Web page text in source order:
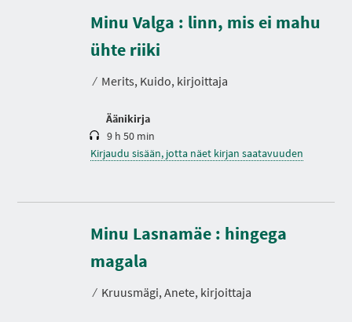
Minu Valga : linn, mis ei mahu
ühte riiki
⁄ Merits, Kuido, kirjoittaja
Äänikirja
K
e
s
t
9 h 50 min
Kirjaudu sisään, jotta näet kirjan saatavuuden
Minu Lasnamäe : hingega
magala
⁄ Kruusmägi, Anete, kirjoittaja
K
e
s
t